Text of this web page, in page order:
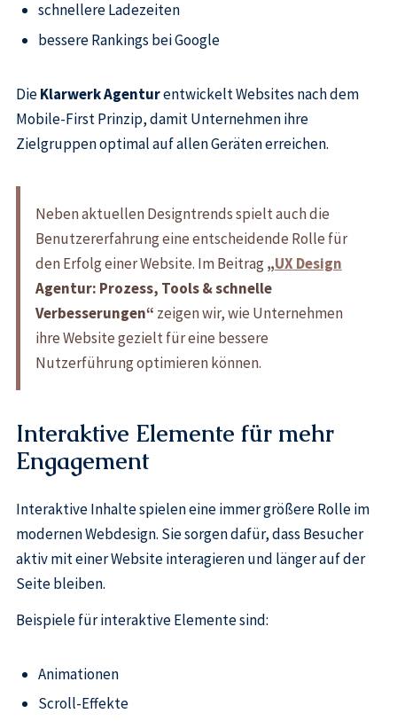
schnellere Ladezeiten
bessere Rankings bei Google
DieKlarwerk Agenturentwickelt Websites nach dem
Mobile-First Prinzip, damit Unternehmen ihre
Zielgruppen optimal auf allen Geräten erreichen.
Neben aktuellen Designtrends spielt auch die
Benutzererfahrung eine entscheidende Rolle für
den Erfolg einer Website. Im Beitrag„UX Design
Agentur: Prozess, Tools & schnelle
Verbesserungen“ zeigen wir, wie Unternehmen
ihre Website gezielt für eine bessere
Nutzerführung optimieren können.
Interaktive Elemente für mehr
Engagement
Interaktive Inhalte spielen eine immer größere Rolle im
modernen Webdesign. Sie sorgen dafür, dass Besucher
aktiv mit einer Website interagieren und länger auf der
Seite bleiben.
Beispiele für interaktive Elemente sind:
Animationen
Scroll-Effekte